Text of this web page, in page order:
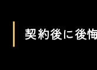
契約後に後